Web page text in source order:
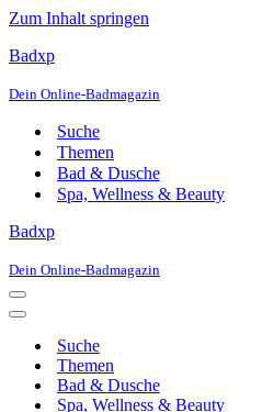
Zum Inhalt springen
Badxp
Dein Online-Badmagazin
Suche
Themen
Bad & Dusche
Spa, Wellness & Beauty
Badxp
Dein Online-Badmagazin
Navigationsmenü
Navigationsmenü
Suche
Themen
Bad & Dusche
Spa, Wellness & Beauty